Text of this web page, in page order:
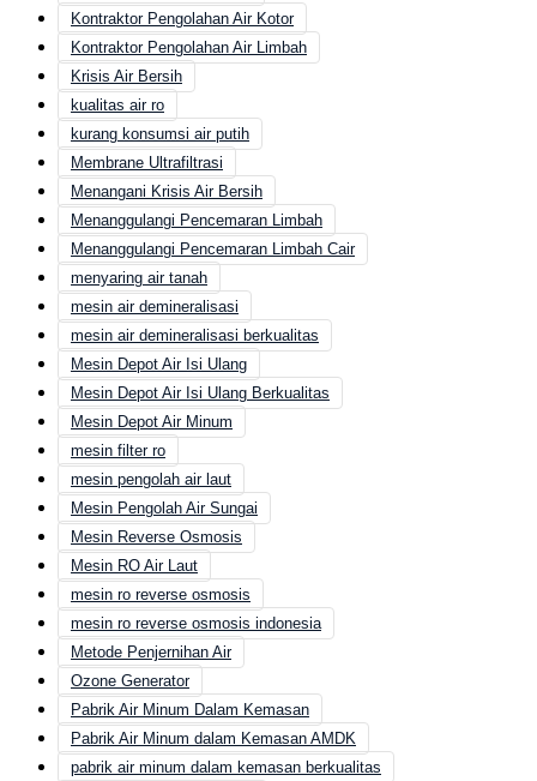
Kontraktor Pengolahan Air Kotor
Kontraktor Pengolahan Air Limbah
Krisis Air Bersih
kualitas air ro
kurang konsumsi air putih
Membrane Ultrafiltrasi
Menangani Krisis Air Bersih
Menanggulangi Pencemaran Limbah
Menanggulangi Pencemaran Limbah Cair
menyaring air tanah
mesin air demineralisasi
mesin air demineralisasi berkualitas
Mesin Depot Air Isi Ulang
Mesin Depot Air Isi Ulang Berkualitas
Mesin Depot Air Minum
mesin filter ro
mesin pengolah air laut
Mesin Pengolah Air Sungai
Mesin Reverse Osmosis
Mesin RO Air Laut
mesin ro reverse osmosis
mesin ro reverse osmosis indonesia
Metode Penjernihan Air
Ozone Generator
Pabrik Air Minum Dalam Kemasan
Pabrik Air Minum dalam Kemasan AMDK
pabrik air minum dalam kemasan berkualitas